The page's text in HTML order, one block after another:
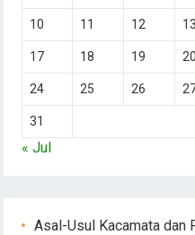
10 11 12 13
17 18 19 20
24 25 26
31
« Jul
Asal-Usul Kacamata dan